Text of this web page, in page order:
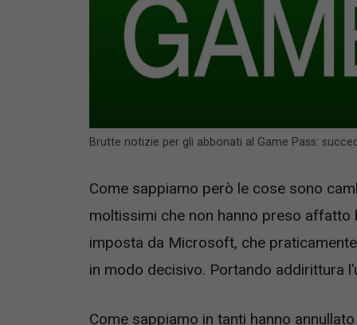
Brutte notizie per gli abbonati al Game Pass:
Come sappiamo però le cose sono
moltissimi che non hanno preso
imposta da Microsoft, che
in modo decisivo. Portando addirittura
Come sappiamo in tanti hanno